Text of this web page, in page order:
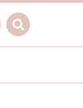
search